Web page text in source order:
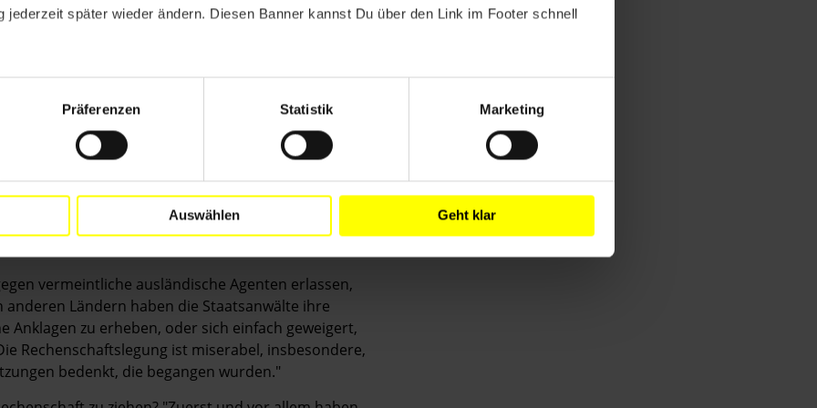
jederzeit später wieder ändern. Diesen Banner kannst Du über den Link im Footer schnell
Präferenzen Statistik Marketing
Auswählen Geht klar
Bundesverfassungsgerichts zu einem von der
Verfahren kam jedoch zu dem Ergebnis,
kooperiert hat. Die Bundesregierung will
anwenden. Sie hat nicht vor, die abgeschlossene
stattgefunden, die an Überstellungen beteiligt
Weigerung der Regierung, zu kooperieren, und
kritisiert Hammarberg. 22 CIA-Agenten und
ebenso wie zwei italienische
nur auf dem Papier, da keine
vermeintliche ausländische Agenten erlassen,
Ländern haben die Staatsanwälte ihre
zu erheben, oder sich einfach geweigert,
Rechenschaftslegung ist miserabel, insbesondere,
bedenkt, die begangen wurden."